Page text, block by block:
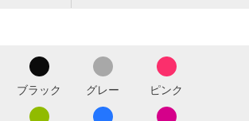
ブラック グレー ピンク